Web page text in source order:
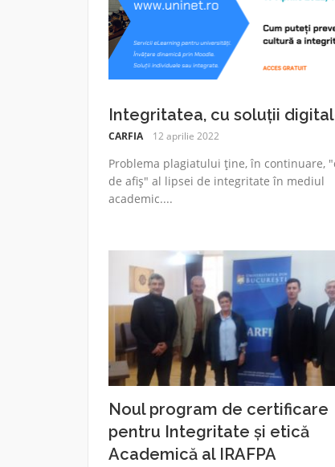
Integritatea, cu soluții
CARFIA 12 aprilie 2022
Problema plagiatului ține, în continuare,
de afiș" al lipsei de integritate în mediul
academic....
Noul program de certificare
pentru Integritate și etică
Academică al IRAFPA